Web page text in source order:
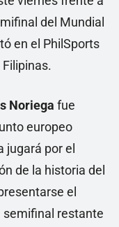
del Mundial
en el PhilSports
Noriega fue
europeo
jugará por el
de la historia del
el
semifinal restante